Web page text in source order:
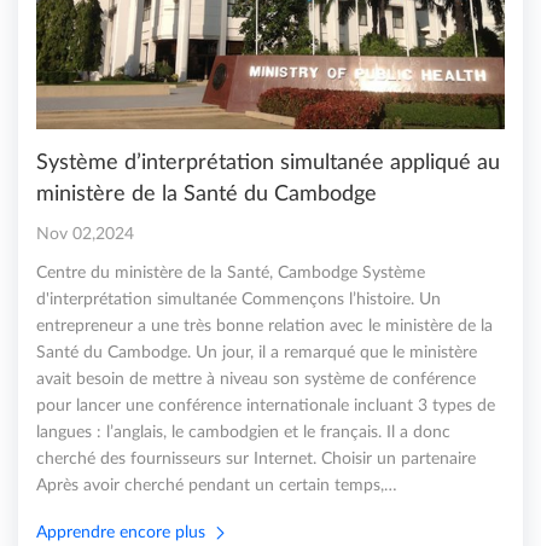
Système d’interprétation simultanée appliqué au
ministère de la Santé du Cambodge
Nov 02,2024
Centre du ministère de la Santé, Cambodge Système
d'interprétation simultanée Commençons l’histoire. Un
entrepreneur a une très bonne relation avec le ministère de la
Santé du Cambodge. Un jour, il a remarqué que le ministère
avait besoin de mettre à niveau son système de conférence
pour lancer une conférence internationale incluant 3 types de
langues : l’anglais, le cambodgien et le français. Il a donc
cherché des fournisseurs sur Internet. Choisir un partenaire
Après avoir cherché pendant un certain temps,…
Apprendre encore plus